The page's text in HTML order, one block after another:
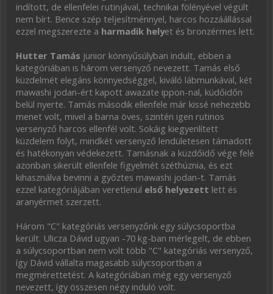
indított, de ellenfelei rutinjával, technikai fölényével végült
nem bírt. Bence szép teljesítménnyel, harcos hozzáállással
ezzel megszerezte a harmadik helyet és bronzérmes lett.
Hutter Tamás junior könnyűsúlyban indult, ebben a
kategóriában is három versenyző nevezett. Tamás első
küzdelmét elegáns könnyedséggel, kiváló lábmunkával, két
mawashi jodan-ért kapott awazate ippon-nal, küdőidőn
belül nyerte. Tamás második ellenfele már kissé nehezebb
menet volt, mivel a barna öves, szintén igen rutinos
versenyző harcos ellenfél volt. Sokáig kiegyenlített
küzdelem folyt, mindkét versenyző lendületesen támadott
és hatékonyan védekezett. Tamásnak a küzdőidő vége felé
azonban sikerült ellenfele figyelmét széthúznia, és ezt
kihasználva bevinni a győztes mawashi jodan-t. Tamás
ezzel kategóriájában veretlenül első helyezett lett és
aranyérmet szerzett.
Három "C" kategóriás versenyzőnk egy súlycsoportba
került. Ulicza Dávid ugyan -70 kg-ban mérlegelt, de ebben
a súlycsoportban nem volt több "C" kategóriás versenyző,
így Dávid vállalta magasabb súlycsoportban a
megmérettetést. A kategóriában még egy versenyző
nevezett, így összesen négy induló volt.